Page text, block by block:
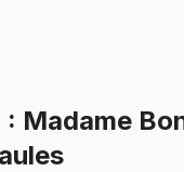
: Madame
.